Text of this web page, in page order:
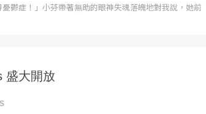
鬱症！」小芬帶著無助的眼神失魂落魄地對我說，她前